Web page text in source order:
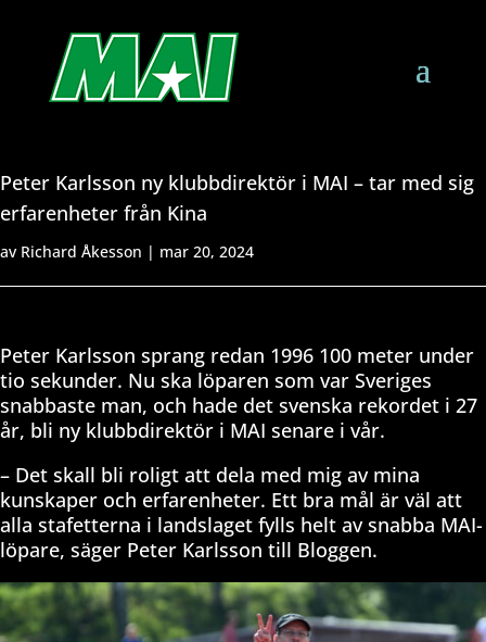
Peter Karlsson ny klubbdirektör i MAI – tar med sig
erfarenheter från Kina
av Richard Åkesson | mar 20, 2024
Peter Karlsson sprang redan 1996 100 meter under
tio sekunder. Nu ska löparen som var Sveriges
snabbaste man, och hade det svenska rekordet i 27
år, bli ny klubbdirektör i MAI senare i vår.
– Det skall bli roligt att dela med mig av mina
kunskaper och erfarenheter. Ett bra mål är väl att
alla stafetterna i landslaget fylls helt av snabba MAI-
löpare, säger Peter Karlsson till Bloggen.